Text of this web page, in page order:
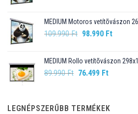
99.990 Ft.89.990
MEDIUM Motoros vetítõvászon
109.990Ft Original
109.990 Ft.
98.990 FtCurrent
98.990
MEDIUM Rollo vetítõvászon
89.990Ft Original
89.990 Ft.
76.499 FtCurrent
76.499 Ft.
LEGNÉPSZERŰBB TERMÉKEK